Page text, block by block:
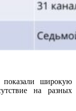
показали широкую
на разных